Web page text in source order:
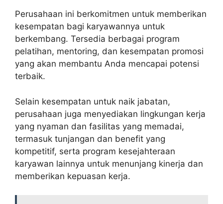
Perusahaan ini berkomitmen untuk memberikan
kesempatan bagi karyawannya untuk
berkembang. Tersedia berbagai program
pelatihan, mentoring, dan kesempatan promosi
yang akan membantu Anda mencapai potensi
terbaik.
Selain kesempatan untuk naik jabatan,
perusahaan juga menyediakan lingkungan kerja
yang nyaman dan fasilitas yang memadai,
termasuk tunjangan dan benefit yang
kompetitif, serta program kesejahteraan
karyawan lainnya untuk menunjang kinerja dan
memberikan kepuasan kerja.